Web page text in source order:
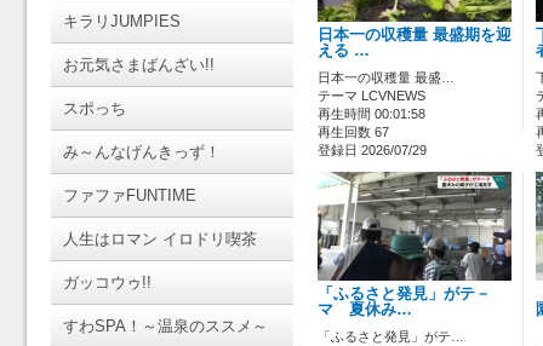
キラリJUMPIES
お元気さまばんざい!!
スポっち
み～んなげんきっず！
ファファFUNTIME
人生はロマン イロドリ喫茶
ガッコウゥ!!
すわSPA！～温泉のススメ～
日本一の収穫量 最盛期を迎
える …
日本一の収穫量 最盛…
テーマ LCVNEWS
再生時間 00:01:58
再生回数 67
登録日 2026/07/29
「ふるさと発見」がテ－
マ 夏休み…
「ふるさと発見」がテ…